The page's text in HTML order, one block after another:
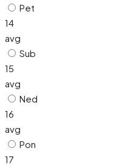
Pet
14
avg
Sub
15
avg
Ned
16
avg
Pon
17